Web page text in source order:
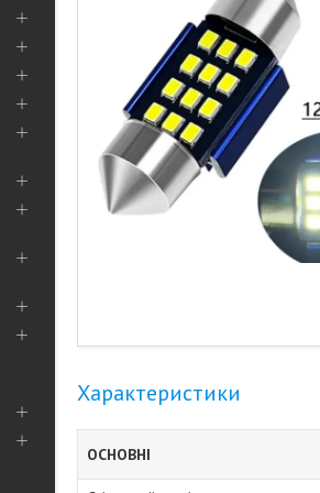
Характеристики
ОСНОВНІ